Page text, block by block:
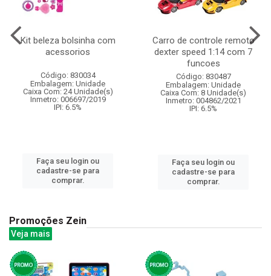
Kit beleza bolsinha com
acessorios
Código: 830034
Embalagem: Unidade
Caixa Com: 24 Unidade(s)
Inmetro: 006697/2019
IPI: 6.5%
Faça seu login ou
cadastre-se para
comprar.
Carro de controle remoto
dexter speed 1:14 com 7
funcoes
Código: 830487
Embalagem: Unidade
Caixa Com: 8 Unidade(s)
Inmetro: 004862/2021
IPI: 6.5%
Faça seu login ou
cadastre-se para
comprar.
Promoções Zein
Veja mais